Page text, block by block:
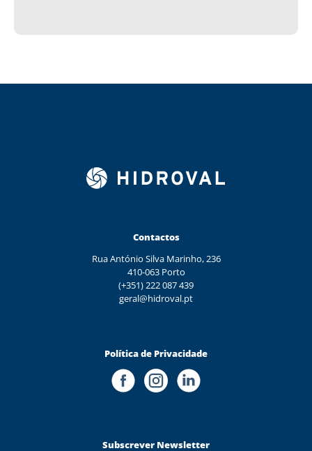
Contactos
Rua António Silva Marinho, 236
410-063 Porto
(+351) 222 087 439
geral@hidroval.pt
Política de Privacidade
Subscrever Newsletter